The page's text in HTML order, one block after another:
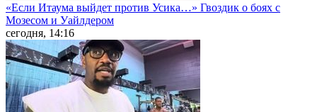
«Если Итаума выйдет против Усика…» Гвоздик о боях с
Мозесом и Уайлдером
сегодня, 14:16